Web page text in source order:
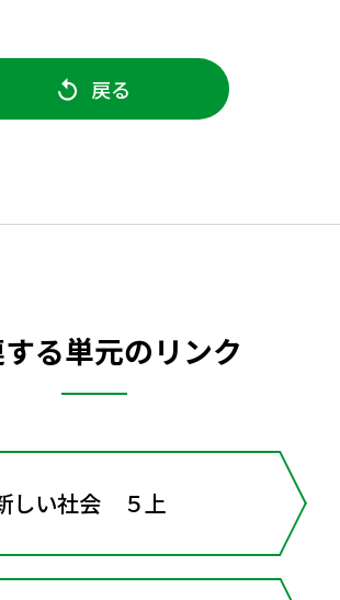
戻る
る単元のリンク
しい社会 ５上